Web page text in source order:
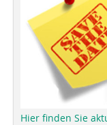
Hier finden Sie